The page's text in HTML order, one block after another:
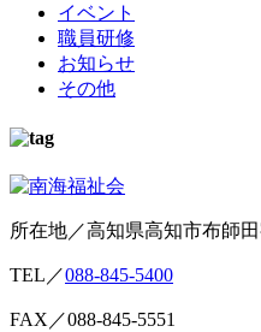
イベント
職員研修
お知らせ
その他
所在地／高知県高知市布師
TEL／088-845-5400
FAX／088-845-5551